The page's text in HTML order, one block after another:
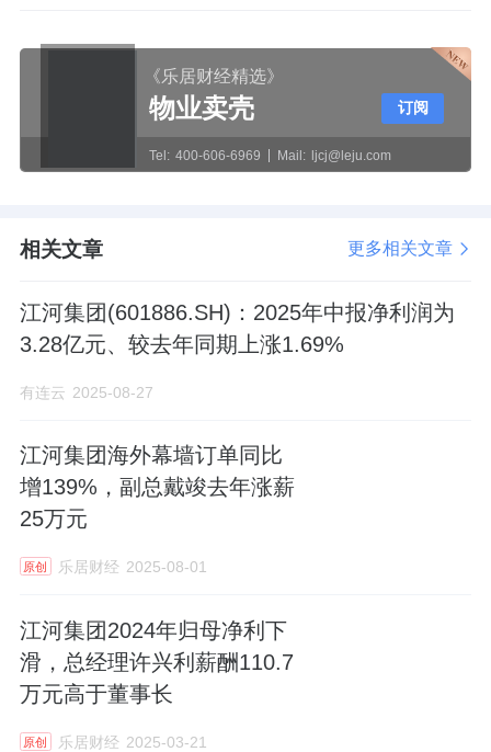
《乐居财经精选》
物业卖壳
Tel: 400-606-6969 Mail: ljcj@leju.com
订阅
相关文章 更多相关文章
江河集团(601886.SH)：2025年中报净利润为
3.28亿元、较去年同期上涨1.69%
有连云 2025-08-27
江河集团海外幕墙订单同比
增139%，副总戴竣去年涨薪
25万元
原创 乐居财经 2025-08-01
江河集团2024年归母净利下
滑，总经理许兴利薪酬110.7
万元高于董事长
原创 乐居财经 2025-03-21